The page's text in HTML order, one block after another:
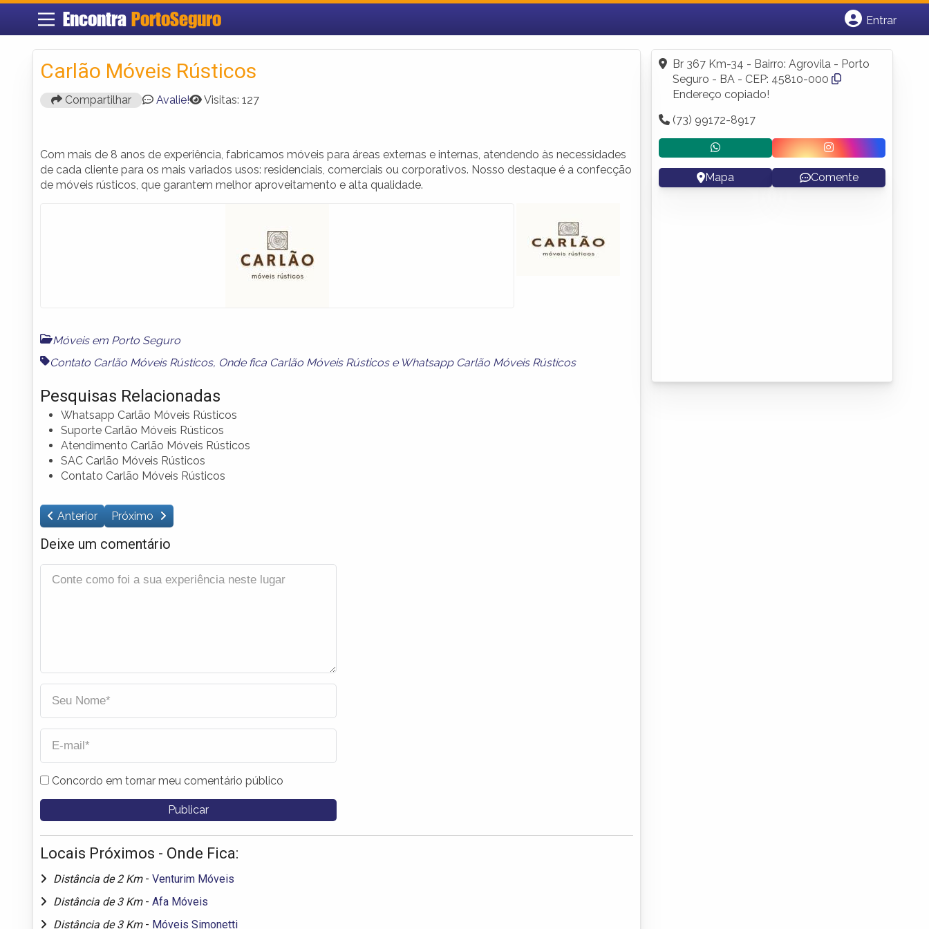
Encontra PortoSeguro
Entrar
Fazer login
Criar conta
Carlão Móveis Rústicos
Compartilhar Avalie! Visitas: 127
Com mais de 8 anos de experiência, fabricamos móveis para áreas externas e internas, atendendo às necessidades
de cada cliente para os mais variados usos: residenciais, comerciais ou corporativos. Nosso destaque é a confecção
de móveis rústicos, que garantem melhor aproveitamento e alta qualidade.
Móveis em Porto Seguro
Contato Carlão Móveis Rústicos, Onde fica Carlão Móveis Rústicose Whatsapp Carlão Móveis Rústicos
Pesquisas Relacionadas
Whatsapp Carlão Móveis Rústicos
Suporte Carlão Móveis Rústicos
Atendimento Carlão Móveis Rústicos
SAC Carlão Móveis Rústicos
Contato Carlão Móveis Rústicos
Anterior Próximo
Deixe um comentário
Concordo em tornar meu comentário público
Locais Próximos - Onde Fica:
Distância de 2 Km - Venturim Móveis
Distância de 3 Km - Afa Móveis
Distância de 3 Km - Móveis Simonetti
Br 367 Km-34 - Bairro: Agrovila - Porto
Seguro - BA - CEP: 45810-000
Endereço copiado!
(73) 99172-8917
Mapa Comente